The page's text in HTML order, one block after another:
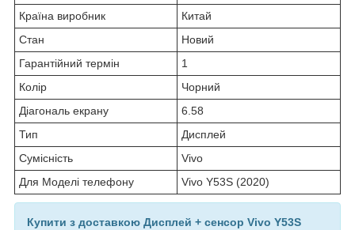
Країна виробник
Китай
Стан
Новий
Гарантійний термін
1
Колір
Чорний
Діагональ екрану
6.58
Тип
Дисплей
Сумісність
Vivo
Для Моделі телефону
Vivo Y53S (2020)
Купити з доставкою Дисплей + сенсор Vivo Y53S